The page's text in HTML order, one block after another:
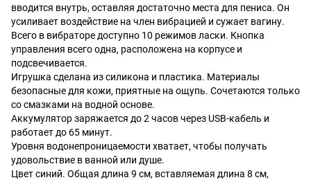
вводится внутрь, оставляя достаточно места для пениса. Он
усиливает воздействие на член вибрацией и сужает вагину.
Всего в вибраторе доступно 10 режимов ласки. Кнопка
управления всего одна, расположена на корпусе и
подсвечивается.
Игрушка сделана из силикона и пластика. Материалы
безопасные для кожи, приятные на ощупь. Сочетаются только
со смазками на водной основе.
Аккумулятор заряжается до 2 часов через USB-кабель и
работает до 65 минут.
Уровня водонепроницаемости хватает, чтобы получать
удовольствие в ванной или душе.
Цвет синий. Общая длина 9 см, вставляемая длина 8 см,